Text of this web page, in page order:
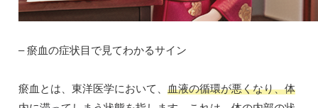
– 瘀血の症状目で見てわかるサイン
瘀血とは、東洋医学において、 血液の循環が悪くなり、体